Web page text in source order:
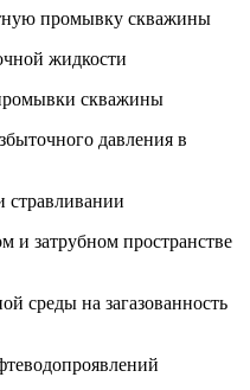
промывку скважины
жидкости
скважины
давления в
стравливании
и затрубном пространстве
среды на загазованность